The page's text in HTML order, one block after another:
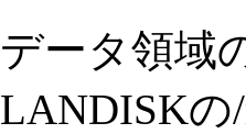
データ領域
LANDISKの/